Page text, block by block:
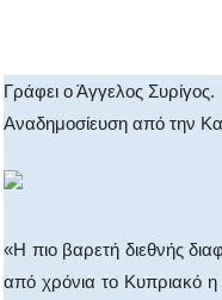
Γράφει ο Άγγελος Συρίγος.
Αναδημοσίευση από την
«Η πιο βαρετή διεθνής
από χρόνια το Κυπριακό η